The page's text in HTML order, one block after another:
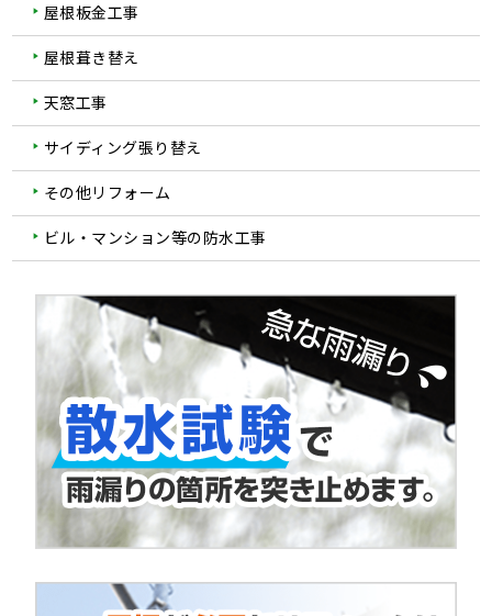
屋根板金工事
屋根葺き替え
天窓工事
サイディング張り替え
その他リフォーム
ビル・マンション等の防水工事